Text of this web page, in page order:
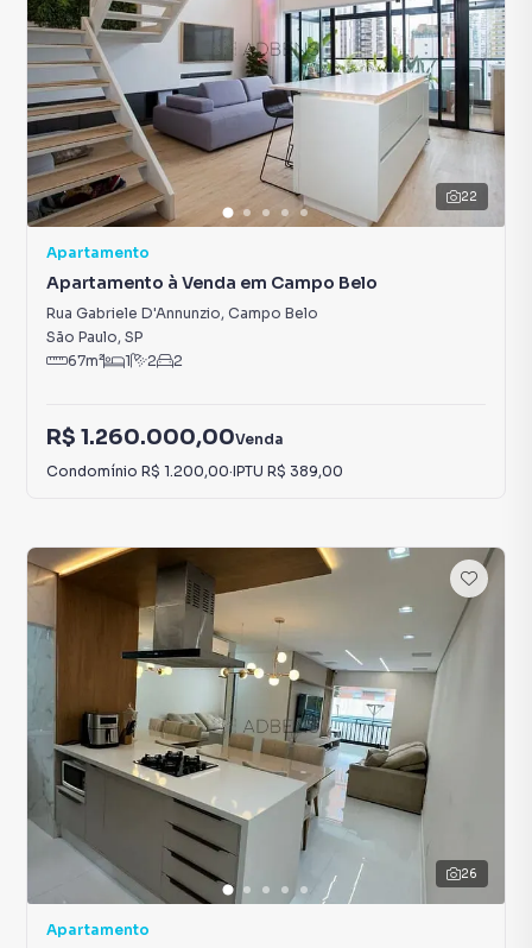
22
Apartamento
Apartamento à Venda em Campo Belo
Rua Gabriele D'Annunzio, Campo Belo
São Paulo, SP
67m² 1 2 2
R$ 1.260.000,00Venda
Condomínio R$ 1.200,00·IPTU R$ 389,00
26
Apartamento